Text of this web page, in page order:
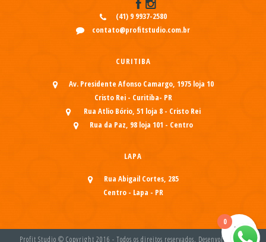
(41) 9 9937-2580
contato@profitstudio.com.br
CURITIBA
Av. Presidente Afonso Camargo, 1975 loja 10
Cristo Rei - Curitiba- PR
Rua Atlio Bório, 51 loja 8 - Cristo Rei
Rua da Paz, 98 loja 101 - Centro
LAPA
Rua Abigail Cortes, 285
Centro - Lapa - PR
Profit Studio © Copyright 2016 - Todos os direitos reservados. Desenvolvido por
0